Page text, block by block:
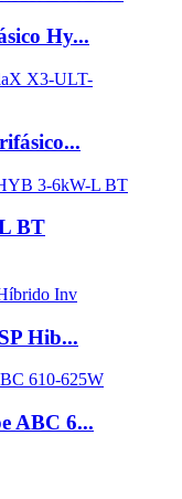
Hy...
BT
Hib...
ABC 6...